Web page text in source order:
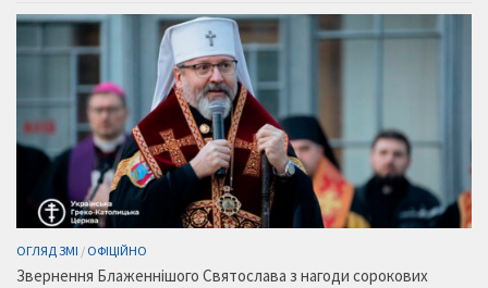
ОГЛЯД ЗМІ / ОФІЦІЙНО
Звернення Блаженнішого Святослава з нагоди сорокових